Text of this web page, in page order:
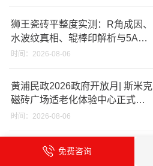
狮王瓷砖平整度实测：R角成因、
水波纹真相、辊棒印解析与5A标
准选购指南
时间：2026-08-06
黄浦民政2026政府开放月| 斯米克
磁砖广场适老化体验中心正式亮
相
时间：2026-08-06
逆势启新，稳赢新局｜宏陶瓷砖
免费咨询